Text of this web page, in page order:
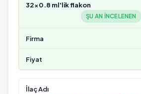
32x0.8 ml'lik flakon
ŞU AN INCELENEN